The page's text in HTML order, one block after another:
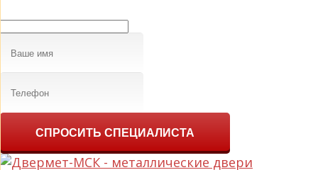
СПРОСИТЬ СПЕЦИАЛИСТА